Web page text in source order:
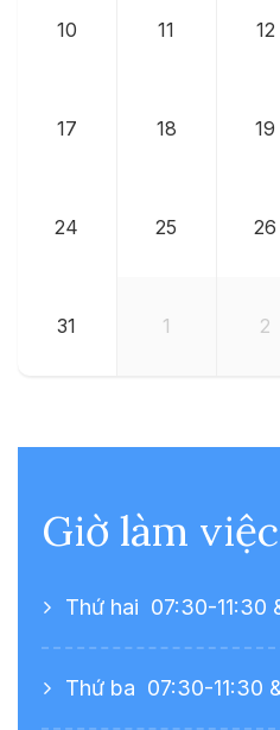
10 11 12
17 18 19
24 25 26
31 1 2
Giờ làm việc
Thứ hai 07:30-11:30
Thứ ba 07:30-11:30